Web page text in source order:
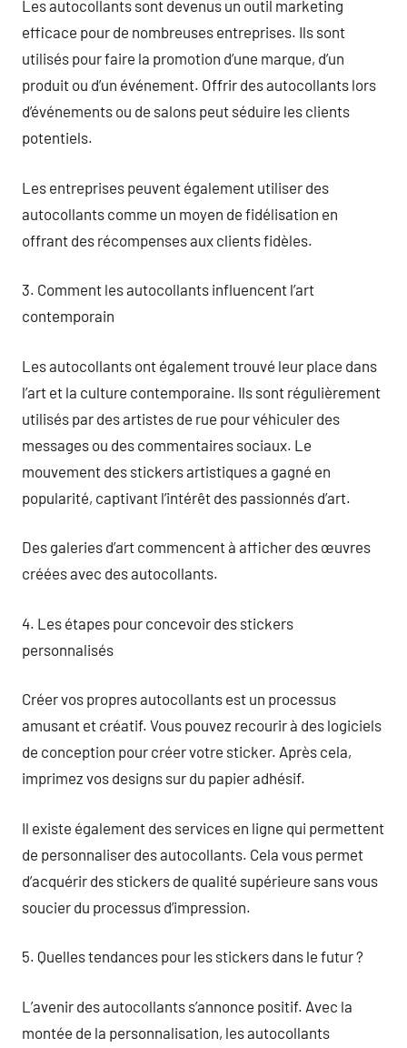
Les autocollants sont devenus un outil marketing
efficace pour de nombreuses entreprises. Ils sont
utilisés pour faire la promotion d’une marque, d’un
produit ou d’un événement. Offrir des autocollants lors
d’événements ou de salons peut séduire les clients
potentiels.
Les entreprises peuvent également utiliser des
autocollants comme un moyen de fidélisation en
offrant des récompenses aux clients fidèles.
3. Comment les autocollants influencent l’art
contemporain
Les autocollants ont également trouvé leur place dans
l’art et la culture contemporaine. Ils sont régulièrement
utilisés par des artistes de rue pour véhiculer des
messages ou des commentaires sociaux. Le
mouvement des stickers artistiques a gagné en
popularité, captivant l’intérêt des passionnés d’art.
Des galeries d’art commencent à afficher des œuvres
créées avec des autocollants.
4. Les étapes pour concevoir des stickers
personnalisés
Créer vos propres autocollants est un processus
amusant et créatif. Vous pouvez recourir à des logiciels
de conception pour créer votre sticker. Après cela,
imprimez vos designs sur du papier adhésif.
Il existe également des services en ligne qui permettent
de personnaliser des autocollants. Cela vous permet
d’acquérir des stickers de qualité supérieure sans vous
soucier du processus d’impression.
5. Quelles tendances pour les stickers dans le futur ?
L’avenir des autocollants s’annonce positif. Avec la
montée de la personnalisation, les autocollants